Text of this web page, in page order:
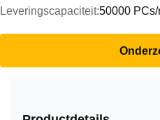
Leveringscapaciteit:50000 PCs/